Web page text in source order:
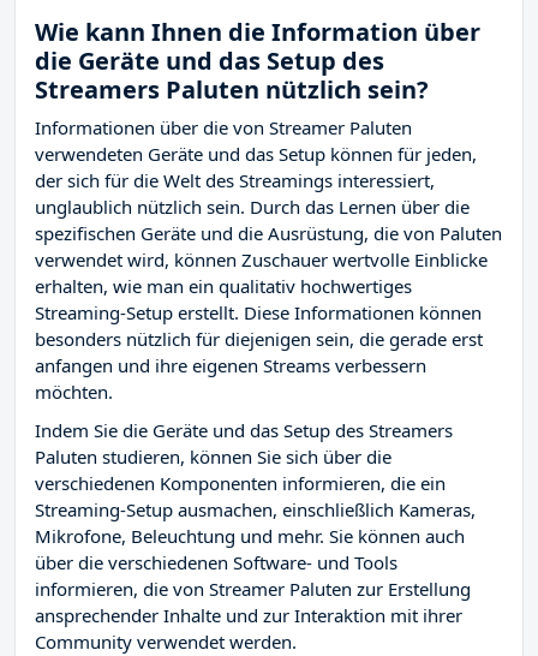
Wie kann Ihnen die Information über
die Geräte und das Setup des
Streamers Paluten nützlich sein?
Informationen über die von Streamer Paluten
verwendeten Geräte und das Setup können für jeden,
der sich für die Welt des Streamings interessiert,
unglaublich nützlich sein. Durch das Lernen über die
spezifischen Geräte und die Ausrüstung, die von Paluten
verwendet wird, können Zuschauer wertvolle Einblicke
erhalten, wie man ein qualitativ hochwertiges
Streaming-Setup erstellt. Diese Informationen können
besonders nützlich für diejenigen sein, die gerade erst
anfangen und ihre eigenen Streams verbessern
möchten.
Indem Sie die Geräte und das Setup des Streamers
Paluten studieren, können Sie sich über die
verschiedenen Komponenten informieren, die ein
Streaming-Setup ausmachen, einschließlich Kameras,
Mikrofone, Beleuchtung und mehr. Sie können auch
über die verschiedenen Software- und Tools
informieren, die von Streamer Paluten zur Erstellung
ansprechender Inhalte und zur Interaktion mit ihrer
Community verwendet werden.